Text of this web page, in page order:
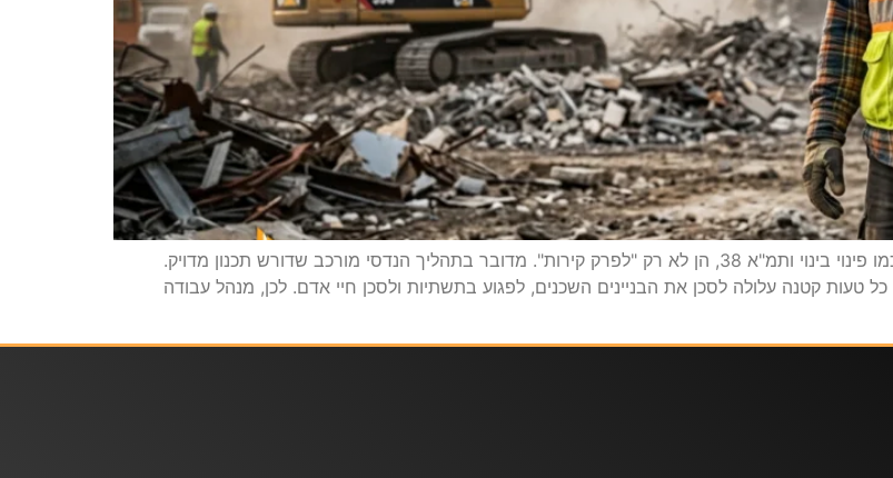
עבודות הריסה בבנייה, במיוחד בפרויקטים של התחדשות עירונית כמו פינוי בינוי ותמ"א 38, הן לא רק "לפרק קירות". מדובר בתהליך הנדסי מורכב שדורש תכנון מדויק.
טעות קטנה עלולה לסכן את הבניינים השכנים, לפגוע בתשתיות ולסכן חיי אדם. לכן, מנהל עבודה